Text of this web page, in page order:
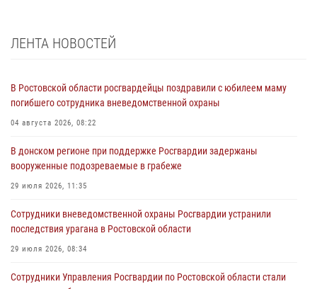
ЛЕНТА НОВОСТЕЙ
В Ростовской области росгвардейцы поздравили с юбилеем маму
погибшего сотрудника вневедомственной охраны
04 августа 2026, 08:22
В донском регионе при поддержке Росгвардии задержаны
вооруженные подозреваемые в грабеже
29 июля 2026, 11:35
Сотрудники вневедомственной охраны Росгвардии устранили
последствия урагана в Ростовской области
29 июля 2026, 08:34
Сотрудники Управления Росгвардии по Ростовской области стали